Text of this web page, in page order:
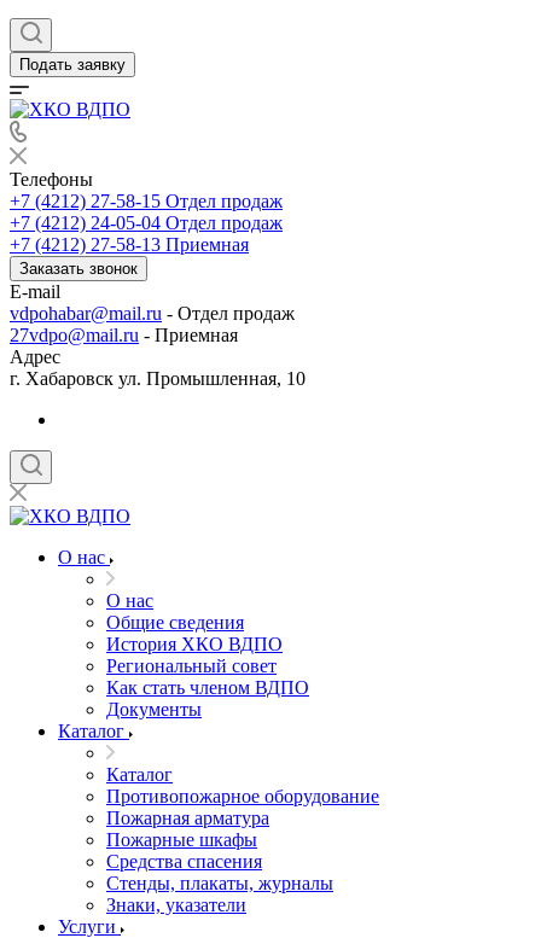
Подать заявку
Телефоны
+7 (4212) 27-58-15 Отдел продаж
+7 (4212) 24-05-04 Отдел продаж
+7 (4212) 27-58-13 Приемная
Заказать звонок
E-mail
vdpohabar@mail.ru - Отдел продаж
27vdpo@mail.ru - Приемная
Адрес
г. Хабаровск ул. Промышленная, 10
О нас
О нас
Общие сведения
История ХКО ВДПО
Региональный совет
Как стать членом ВДПО
Документы
Каталог
Каталог
Противопожарное оборудование
Пожарная арматура
Пожарные шкафы
Средства спасения
Стенды, плакаты, журналы
Знаки, указатели
Услуги